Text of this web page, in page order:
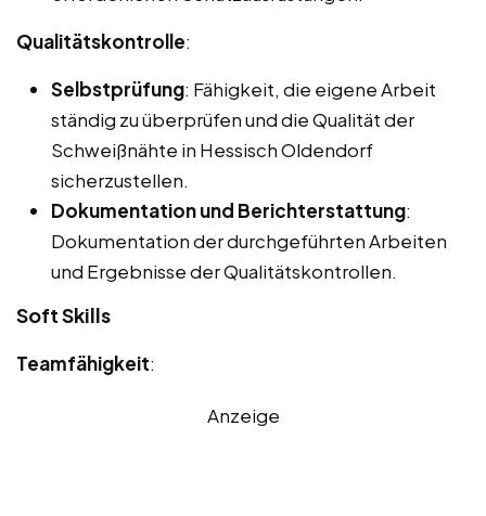
Qualitätskontrolle:
Selbstprüfung: Fähigkeit, die eigene Arbeit
ständig zu überprüfen und die Qualität der
Schweißnähte in Hessisch Oldendorf
sicherzustellen.
Dokumentation und Berichterstattung:
Dokumentation der durchgeführten Arbeiten
und Ergebnisse der Qualitätskontrollen.
Soft Skills
Teamfähigkeit:
Anzeige